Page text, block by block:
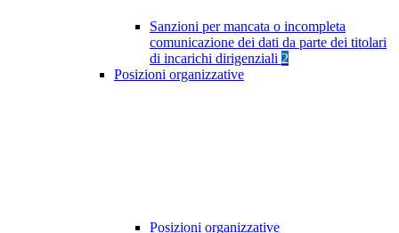
Sanzioni per mancata o incompleta
comunicazione dei dati da parte dei titolari
di incarichi dirigenziali 2
Posizioni organizzative
Posizioni organizzative